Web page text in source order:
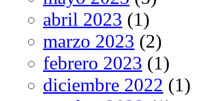
abril 2023 (1)
marzo 2023 (2)
febrero 2023 (1)
diciembre 2022 (1)